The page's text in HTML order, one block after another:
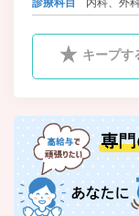
診療科目
内科、外
キープす